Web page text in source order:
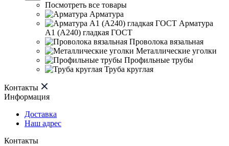
Посмотреть все товары
Арматура
Арматура
А1 (А240) гладкая ГОСТ
Проволока вязальная
Металлические уголки
Профильные трубы
Труба круглая
Контакты
Информация
Доставка
Наш адрес
Контакты